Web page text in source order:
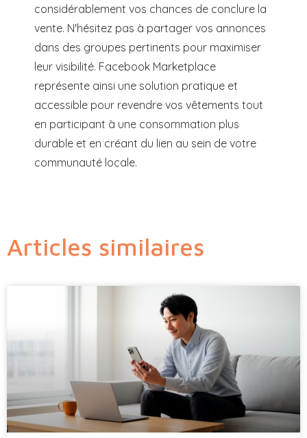
considérablement vos chances de conclure la
vente. N'hésitez pas à partager vos annonces
dans des groupes pertinents pour maximiser
leur visibilité. Facebook Marketplace
représente ainsi une solution pratique et
accessible pour revendre vos vêtements tout
en participant à une consommation plus
durable et en créant du lien au sein de votre
communauté locale.
Articles similaires